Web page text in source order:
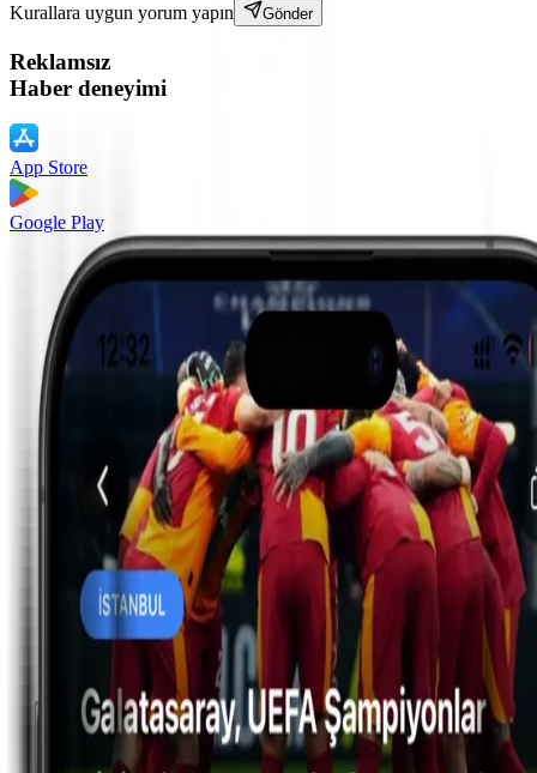
Kurallara uygun yorum yapın Gönder
Reklamsız
Haber deneyimi
App Store
Google Play